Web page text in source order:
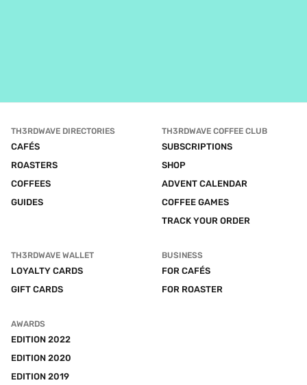
TH3RDWAVE DIRECTORIES
CAFÉS
ROASTERS
COFFEES
GUIDES
TH3RDWAVE COFFEE CLUB
SUBSCRIPTIONS
SHOP
ADVENT CALENDAR
COFFEE GAMES
TRACK YOUR ORDER
TH3RDWAVE WALLET
LOYALTY CARDS
GIFT CARDS
BUSINESS
FOR CAFÉS
FOR ROASTER
AWARDS
EDITION 2022
EDITION 2020
EDITION 2019